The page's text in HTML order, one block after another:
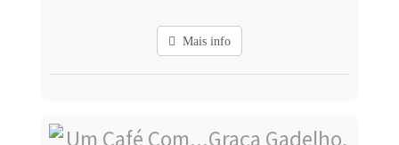
Mais info